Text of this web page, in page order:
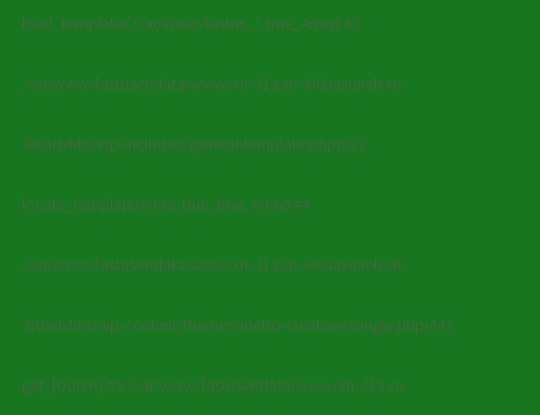
load_template('/var/www/fastus...', true, Array) #3
/var/www/fastuser/data/www/xn--l1a.xn--80aaxuneh.xn-
-80adxhks/wp-includes/general-template.php(92):
locate_template(Array, true, true, Array) #4
/var/www/fastuser/data/www/xn--l1a.xn--80aaxuneh.xn-
-80adxhks/wp-content/themes/metro-creativex/single.php(44):
get_footer() #5 /var/www/fastuser/data/www/xn--l1a.xn-